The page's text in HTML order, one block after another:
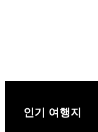
인기 여행지